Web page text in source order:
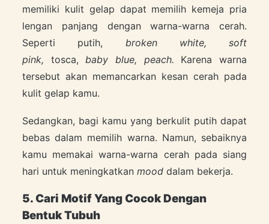
memiliki kulit gelap dapat memilih kemeja pria
lengan panjang dengan warna-warna cerah.
Seperti putih, broken white, soft
pink, tosca, baby blue, peach. Karena warna
tersebut akan memancarkan kesan cerah pada
kulit gelap kamu.
Sedangkan, bagi kamu yang berkulit putih dapat
bebas dalam memilih warna. Namun, sebaiknya
kamu memakai warna-warna cerah pada siang
hari untuk meningkatkan mood dalam bekerja.
5. Cari Motif Yang Cocok Dengan
Bentuk Tubuh